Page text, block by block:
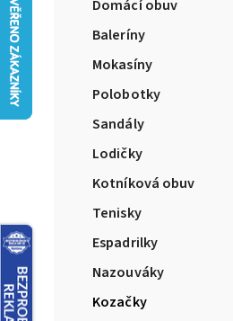
Domácí obuv
Baleríny
Mokasíny
Polobotky
Sandály
Lodičky
Kotníková obuv
Tenisky
Espadrilky
Nazouváky
Kozačky